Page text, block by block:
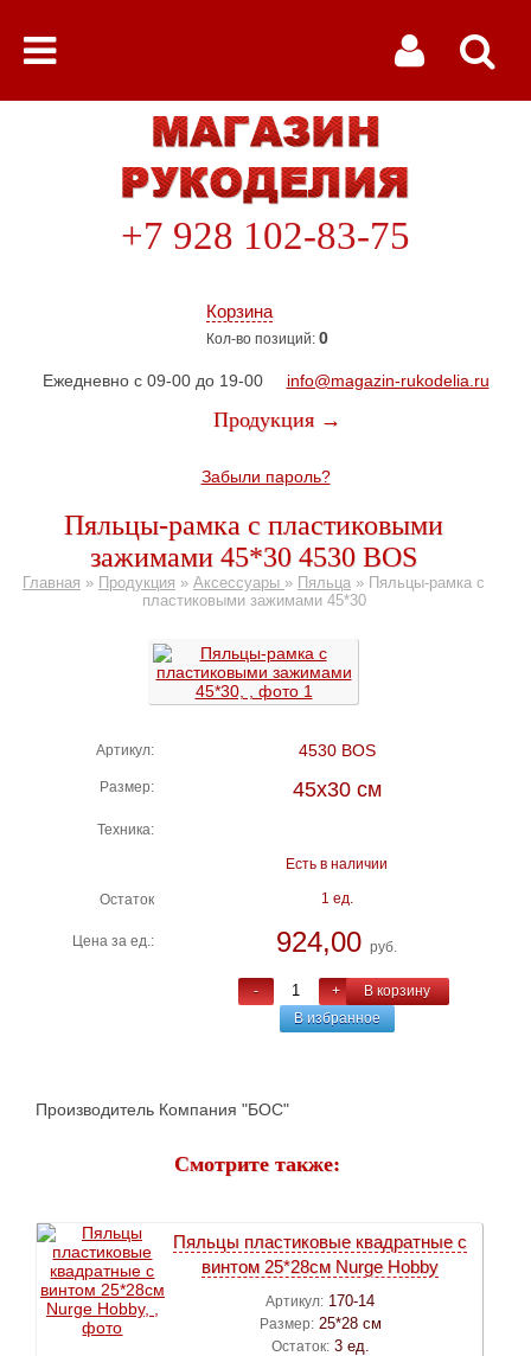
Корзина
Кол-во позиций: 0
+7 928 102-83-75
Ежедневно с 09-00 до 19-00 info@magazin-rukodelia.ru
Продукция →
Забыли пароль?
Пяльцы-рамка с пластиковыми
зажимами 45*30 4530 BOS
Главная » Продукция » Аксессуары » Пяльца » Пяльцы-рамка с
пластиковыми зажимами 45*30
Артикул: 4530 BOS
Размер: 45х30 см
Техника:
Есть в наличии
Остаток 1 ед.
Цена за ед.: 924,00 руб.
- +
В корзину
В избранное
Производитель Компания "БОС"
Смотрите также:
Пяльцы пластиковые квадратные с
винтом 25*28см Nurge Hobby
Артикул: 170-14
Размер: 25*28 см
Остаток: 3 ед.